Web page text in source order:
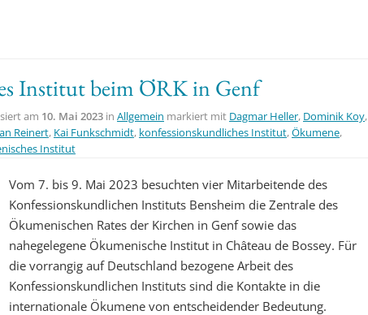
Institut beim ÖRK in Genf
am 10. Mai 2023 in Allgemein markiert mit Dagmar Heller, Dominik Koy,
Reinert, Kai Funkschmidt, konfessionskundliches Institut,Ökumene,
Institut
Vom 7. bis 9. Mai 2023 besuchten vier Mitarbeitende des
Konfessionskundlichen Instituts Bensheim die Zentrale des
Ökumenischen Rates der Kirchen in Genf sowie das
nahegelegene Ökumenische Institut in Château de Bossey. Für
die vorrangig auf Deutschland bezogene Arbeit des
Konfessionskundlichen Instituts sind die Kontakte in die
internationale Ökumene von entscheidender Bedeutung.